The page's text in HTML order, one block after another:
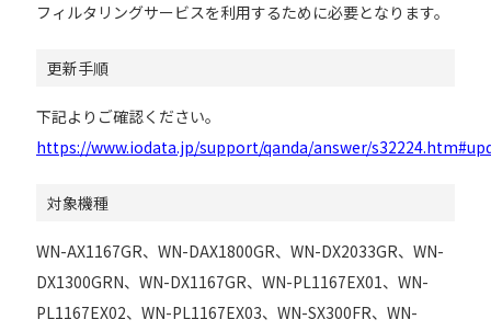
フィルタリングサービスを利用するために必要となります。
更新手順
下記よりご確認ください。
https://www.iodata.jp/support/qanda/answer/
対象機種
WN-AX1167GR、WN-DAX1800GR、WN-DX2033GR、WN-
DX1300GRN、WN-DX1167GR、WN-PL1167EX01、WN-
PL1167EX02、WN-PL1167EX03、WN-SX300FR、WN-